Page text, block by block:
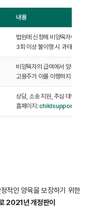
내용
법원에 신청해 비양육자에게 지급
3회 이상 불이행 시 과태료(최대
비양육자의 급여에서 양육비를 공
고용주가 이를 이행하지 않으면 과
상담, 소송 지원, 추심 대행 등 제공
홈페이지:childsupport.or.kr
적인 양육을 보장하기 위한
2021년 개정판이